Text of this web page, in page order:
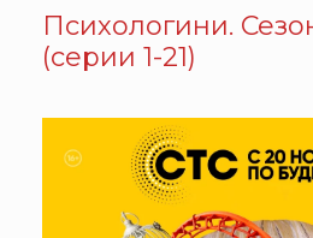
Психологини.
(серии 1-21)